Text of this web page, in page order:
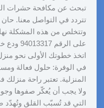
تبحث عن مكافحة حشرات
تتردد في التواصل معنا.
وتتخلص من هذه المشكلة
على
اتخذ خطوتك الأولى نحو
في الوفرة: حلول فعالة
المنزلية. تعتبر راحة منزلك
ولا يجب أن يُعكّر صفوها
التي قد تُسبّب القلق وتُهدّد